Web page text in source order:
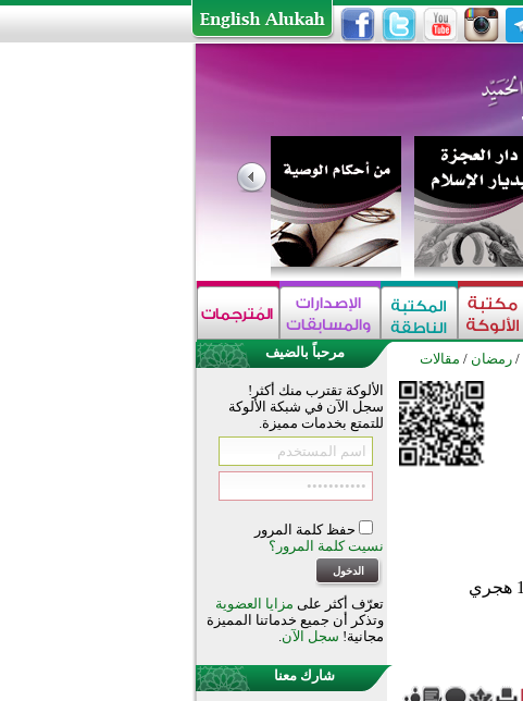
/ رمضان / مقالات مرحباً بالضيف
الألوكة تقترب منك أكثر!
سجل الآن في شبكة الألوكة
للتمتع بخدمات مميزة.
حفظ كلمة المرور
نسيت كلمة المرور؟
تعرّف أكثر على مزايا العضوية
وتذكر أن جميع خدماتنا المميزة
مجانية! سجل الآن.
شارك معنا